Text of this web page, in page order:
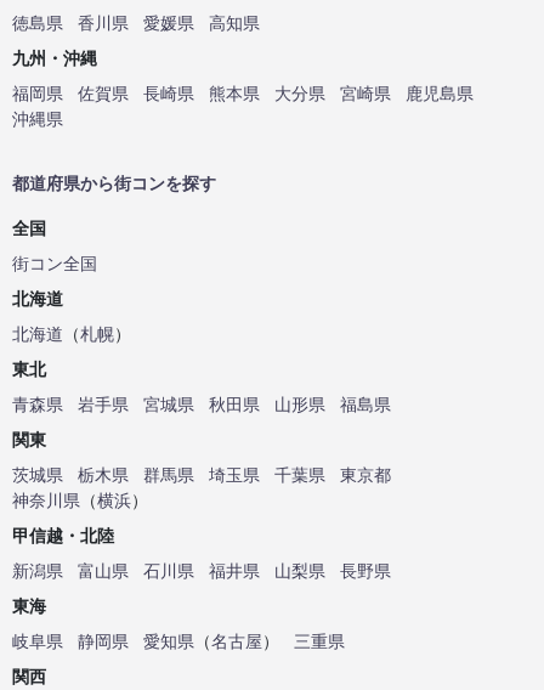
徳島県
香川県 愛媛県
高知県
九州・沖縄
福岡県
佐賀県 長崎県 熊本県 大分県 宮崎県
鹿児島県
沖縄県
都道府県から街コンを探す
全国
街コン全国
北海道
北海道 （札幌）
東北
青森県
岩手県 宮城県 秋田県 山形県
福島県
関東
茨城県
栃木県 群馬県 埼玉県 千葉県
東京都
神奈川県 （横浜）
甲信越・北陸
新潟県
富山県 石川県 福井県 山梨県
長野県
東海
岐阜県
静岡県 愛知県 （名古屋）
三重県
関西